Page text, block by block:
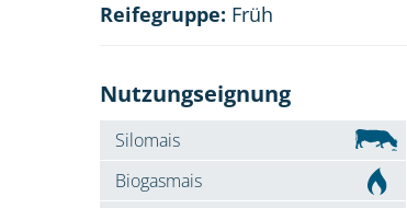
Reifegruppe: Früh
Nutzungseignung
Silomais
Biogasmais